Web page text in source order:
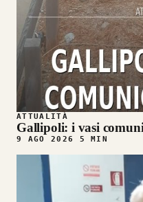
ATTUALITÀ
Gallipoli: i vasi
9 AGO 2026 5 MIN